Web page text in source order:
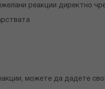
реакции директно
можете да дадете